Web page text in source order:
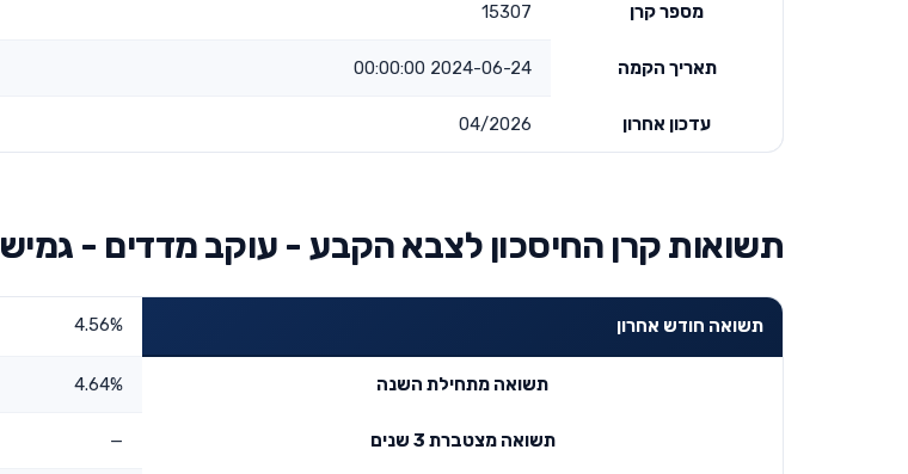
מספר קרן 15307
תאריך הקמה 2024-06-24 00:00:00
עדכון אחרון 04/2026
תשואות קרן החיסכון לצבא הקבע - עוקב מדדים - גמיש
תשואה חודש אחרון 4.56%
תשואה מתחילת השנה 4.64%
תשואה מצטברת 3 שנים —